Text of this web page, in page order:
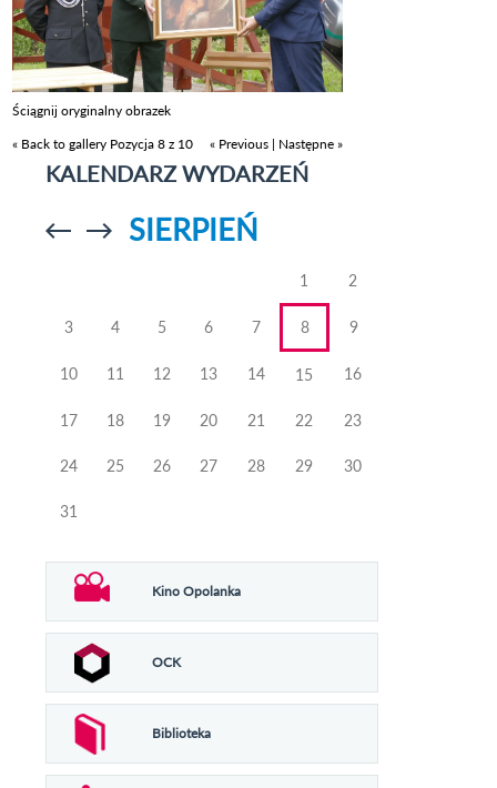
Ściągnij oryginalny obrazek
« Back to gallery Pozycja 8 z 10 « Previous | Następne »
KALENDARZ WYDARZEŃ
Przejdź doPrzejdź do
SIERPIEŃ
1 2
3 4 5 6 7 8 9
10 11 12 13 14 15 16
17 18 19 20 21 22 23
24 25 26 27 28 29 30
31
Kino Opolanka
OCK
Biblioteka